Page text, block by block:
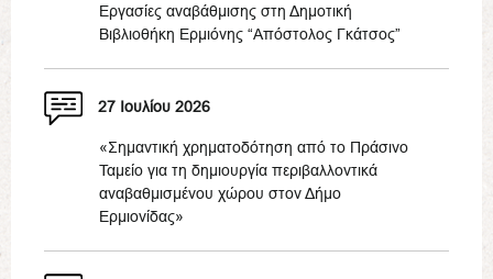
Εργασίες αναβάθμισης στη Δημοτική
Βιβλιοθήκη Ερμιόνης “Απόστολος Γκάτσος”
27 Ιουλίου 2026
«Σημαντική χρηματοδότηση από το Πράσινο
Ταμείο για τη δημιουργία περιβαλλοντικά
αναβαθμισμένου χώρου στον Δήμο
Ερμιονίδας»